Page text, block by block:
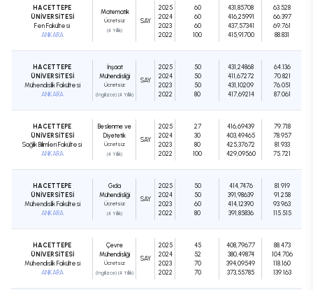
HACETTEPE
ÜNİVERSİTESİ
Fen Fakültesi
ANKARA
Matematik
Ücretsiz
(4 Yıllık)
SAY
2025
2024
2023
2022
60
60
60
100
431,85708
416,25991
437,57341
415,91700
63.528
66.397
69.761
88.831
HACETTEPE
ÜNİVERSİTESİ
Mühendislik Fakültesi
ANKARA
İnşaat
Mühendisliği
Ücretsiz
(İngilizce) (4 Yıllık)
SAY
2025
2024
2023
2022
50
50
50
80
431,24868
411,67272
431,10209
417,69214
64.136
70.821
76.051
87.061
HACETTEPE
ÜNİVERSİTESİ
Sağlık Bilimleri Fakültesi
ANKARA
Beslenme ve
Diyetetik
Ücretsiz
(4 Yıllık)
SAY
2025
2024
2023
2022
27
30
80
100
416,69439
403,49465
425,37672
429,09560
79.718
78.957
81.933
75.721
HACETTEPE
ÜNİVERSİTESİ
Mühendislik Fakültesi
ANKARA
Gıda
Mühendisliği
Ücretsiz
(4 Yıllık)
SAY
2025
2024
2023
2022
50
50
60
80
414,7476
391,98639
414,12390
391,85836
81.919
91.258
93.963
115.515
HACETTEPE
ÜNİVERSİTESİ
Mühendislik Fakültesi
ANKARA
Çevre
Mühendisliği
Ücretsiz
(İngilizce) (4 Yıllık)
SAY
2025
2024
2023
2022
45
52
70
70
408,79677
380,49874
394,09549
373,55785
88.473
104.706
118.160
139.163